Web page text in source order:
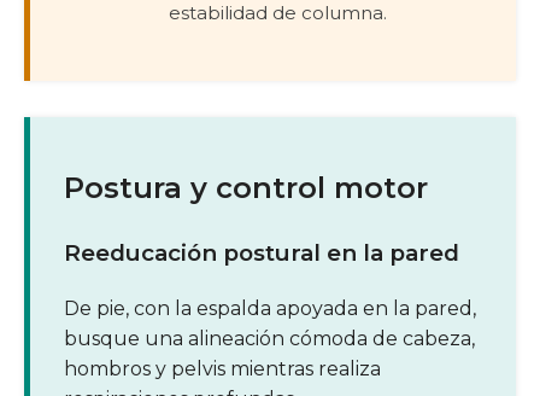
estabilidad de columna.
Postura y control motor
Reeducación postural en la pared
De pie, con la espalda apoyada en la pared,
busque una alineación cómoda de cabeza,
hombros y pelvis mientras realiza